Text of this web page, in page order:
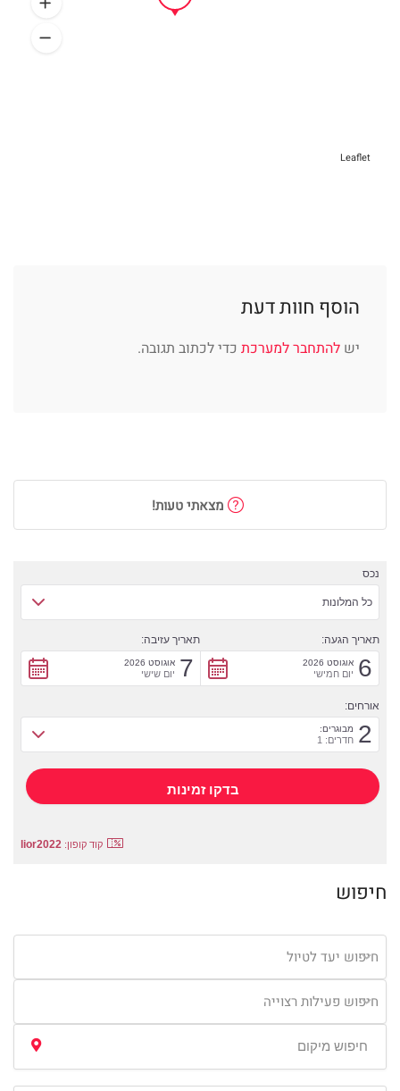
Leaflet
הוסף חוות דעת
יש להתחבר למערכת כדי לכתוב תגובה.
מצאתי טעות!
נכס
כל המלונות
תאריך הגעה:
6 אוגוסט 2026
יום חמישי
תאריך עזיבה:
7 אוגוסט 2026
יום שישי
אורחים:
2 מבוגרים:
חדרים: 1
קוד קופון: lior2022
חיפוש
חיפוש יעד לטיול
חיפוש פעילות רצוייה